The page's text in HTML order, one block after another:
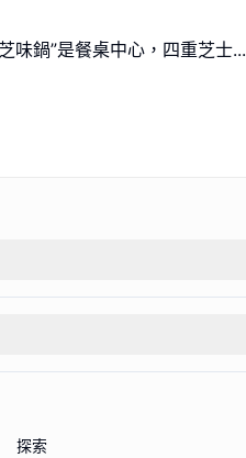
味鍋”是餐桌中心，四重芝士...
探索